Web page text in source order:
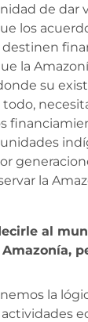
de dar
los
destinen
la
su
la
al
la